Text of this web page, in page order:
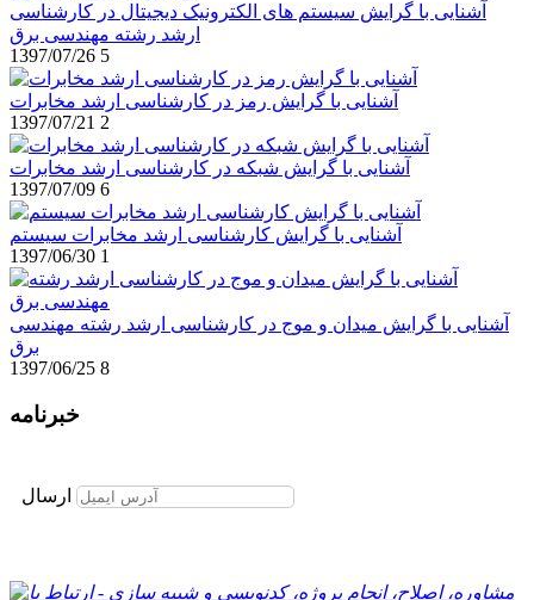
آشنایی با گرایش سیستم های الکترونیک دیجیتال در کارشناسی
ارشد رشته مهندسی برق
1397/07/26 5
آشنایی با گرایش رمز در کارشناسی ارشد مخابرات
1397/07/21 2
آشنایی با گرایش شبکه در کارشناسی ارشد مخابرات
1397/07/09 6
آشنایی با گرایش کارشناسی ارشد مخابرات سیستم
1397/06/30 1
آشنایی با گرایش میدان و موج در کارشناسی ارشد رشته مهندسی
برق
1397/06/25 8
خبرنامه
ارسال